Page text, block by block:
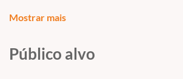
plataforma, tirando dúvida, expondo situações
Veja nossa aulaDemopara conhecer o grande
Mostrar mais
Público alvo